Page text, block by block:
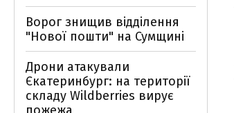
Ворог знищив відділення
"Нової пошти" на Сумщині
Дрони атакували
Єкатеринбург: на території
складу Wildberries вирує